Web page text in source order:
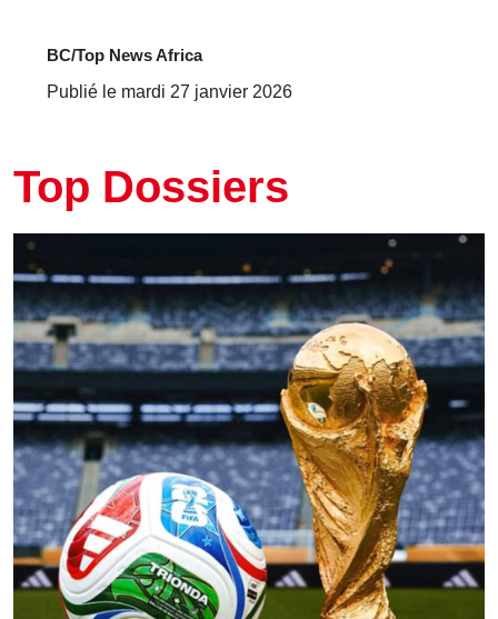
BC/Top News Africa
Publié le mardi 27 janvier 2026
Top Dossiers